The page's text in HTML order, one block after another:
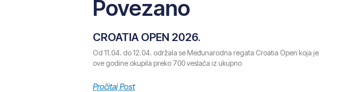
Povezano
CROATIA OPEN 2026.
Od 11.04. do 12.04. održala se Međunarodna regata Croatia Open koja je
ove godine okupila preko 700 veslača iz ukupno
Pročitaj Post